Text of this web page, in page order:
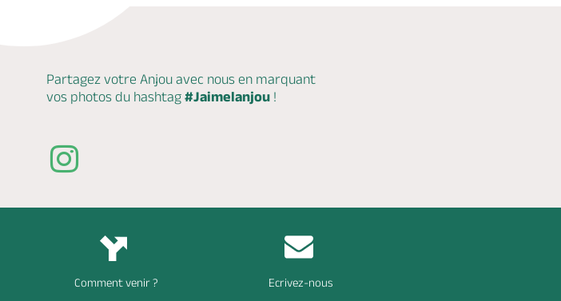
Partagez votre Anjou avec nous en marquant
vos photos du hashtag #Jaimelanjou !
Comment venir ? Ecrivez-nous